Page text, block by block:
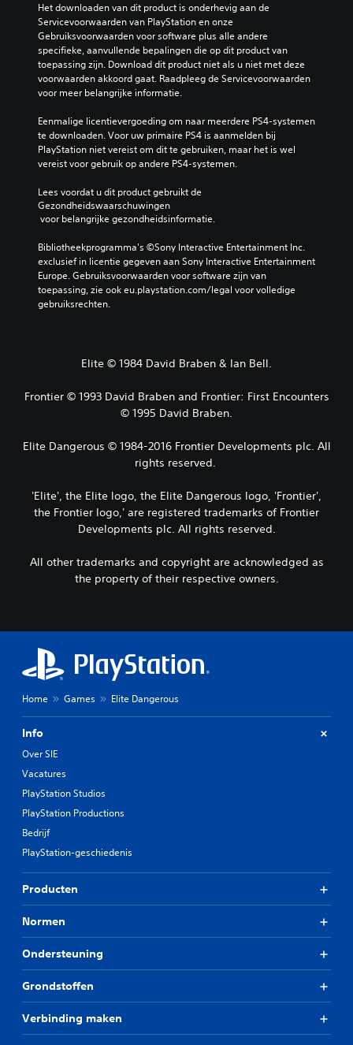
Het downloaden van dit product is onderhevig aan de
Servicevoorwaarden van PlayStation en onze
Gebruiksvoorwaarden voor software plus alle andere
specifieke, aanvullende bepalingen die op dit product van
toepassing zijn. Download dit product niet als u niet met deze
voorwaarden akkoord gaat. Raadpleeg de Servicevoorwaarden
voor meer belangrijke informatie.
Eenmalige licentievergoeding om naar meerdere PS4-systemen
te downloaden. Voor uw primaire PS4 is aanmelden bij
PlayStation niet vereist om dit te gebruiken, maar het is wel
vereist voor gebruik op andere PS4-systemen.
Lees voordat u dit product gebruikt de
Gezondheidswaarschuwingen
voor belangrijke gezondheidsinformatie.
Bibliotheekprogramma's ©Sony Interactive Entertainment Inc.
exclusief in licentie gegeven aan Sony Interactive Entertainment
Europe. Gebruiksvoorwaarden voor software zijn van
toepassing, zie ook eu.playstation.com/legal voor volledige
gebruiksrechten.
Elite © 1984 David Braben & Ian Bell.
Frontier © 1993 David Braben and Frontier: First Encounters
© 1995 David Braben.
Elite Dangerous © 1984-2016 Frontier Developments plc. All
rights reserved. ​
'Elite', the Elite logo, the Elite Dangerous logo, 'Frontier',
the Frontier logo,' are registered trademarks of Frontier
Developments plc. All rights reserved.
All other trademarks and copyright are acknowledged as
the property of their respective owners.
Home Games Elite Dangerous
Info
Over SIE
Vacatures
PlayStation Studios
PlayStation Productions
Bedrijf
PlayStation-geschiedenis
Producten
Normen
Ondersteuning
Grondstoffen
Verbinding maken